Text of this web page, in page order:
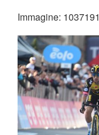
Immagine: 1037191